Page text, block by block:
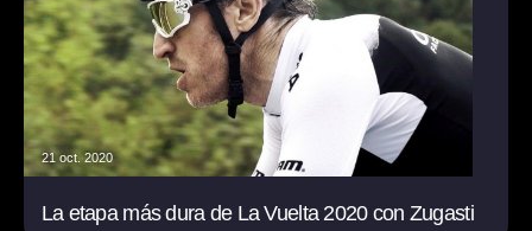
21 oct. 2020
La etapa más dura de La Vuelta 2020 con Zugasti